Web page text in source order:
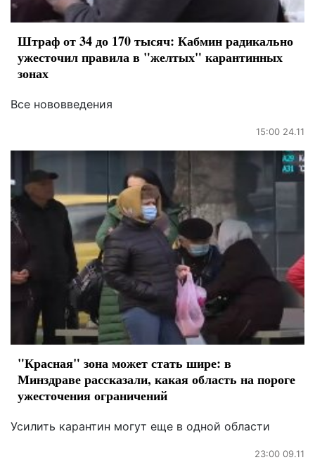
Штраф от 34 до 170 тысяч: Кабмин радикально
ужесточил правила в "желтых" карантинных
зонах
Все нововведения
15:00 24.11
"Красная" зона может стать шире: в
Минздраве рассказали, какая область на пороге
ужесточения ограничений
Усилить карантин могут еще в одной области
23:00 09.11